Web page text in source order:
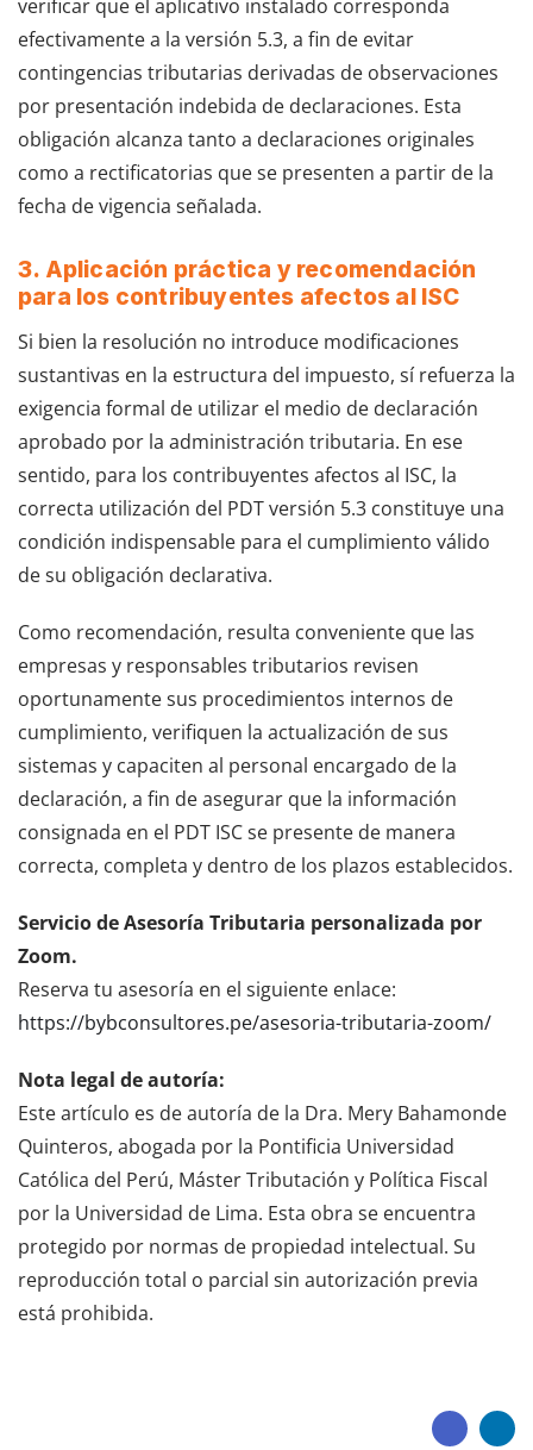
verificar que el aplicativo instalado corresponda
efectivamente a la versión 5.3, a fin de evitar
contingencias tributarias derivadas de observaciones
por presentación indebida de declaraciones. Esta
obligación alcanza tanto a declaraciones originales
como a rectificatorias que se presenten a partir de la
fecha de vigencia señalada.
3. Aplicación práctica y recomendación
para los contribuyentes afectos al ISC
Si bien la resolución no introduce modificaciones
sustantivas en la estructura del impuesto, sí refuerza la
exigencia formal de utilizar el medio de declaración
aprobado por la administración tributaria. En ese
sentido, para los contribuyentes afectos al ISC, la
correcta utilización del PDT versión 5.3 constituye una
condición indispensable para el cumplimiento válido
de su obligación declarativa.
Como recomendación, resulta conveniente que las
empresas y responsables tributarios revisen
oportunamente sus procedimientos internos de
cumplimiento, verifiquen la actualización de sus
sistemas y capaciten al personal encargado de la
declaración, a fin de asegurar que la información
consignada en el PDT ISC se presente de manera
correcta, completa y dentro de los plazos establecidos.
Servicio de Asesoría Tributaria personalizada por
Zoom.
Reserva tu asesoría en el siguiente enlace:
https://bybconsultores.pe/asesoria-tributaria-zoom/
Nota legal de autoría:
Este artículo es de autoría de la Dra. Mery Bahamonde
Quinteros, abogada por la Pontificia Universidad
Católica del Perú, Máster Tributación y Política Fiscal
por la Universidad de Lima. Esta obra se encuentra
protegido por normas de propiedad intelectual. Su
reproducción total o parcial sin autorización previa
está prohibida.